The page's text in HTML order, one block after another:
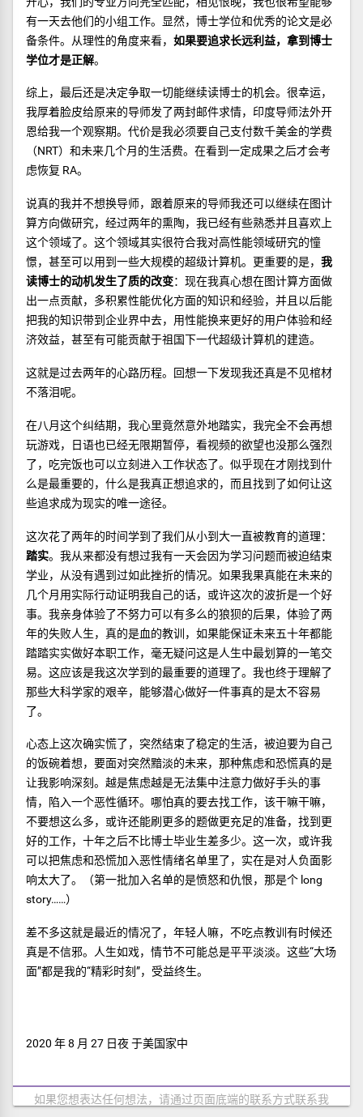
有一天去他们的小组工作。显然，博士学位和优秀的论文是必
备条件。从理性的角度来看， 如果要追求长远利益，拿到博士
学位才是正解。
综上，最后还是决定争取一切能继续读博士的机会。很幸运，
我厚着脸皮给原来的导师发了两封邮件求情，印度导师法外开
恩给我一个观察期。代价是我必须要自己支付数千美金的学费
（NRT）和未来几个月的生活费。在看到一定成果之后才会考
虑恢复 RA。
说真的我并不想换导师，跟着原来的导师我还可以继续在图计
算方向做研究，经过两年的熏陶，我已经有些熟悉并且喜欢上
这个领域了。这个领域其实很符合我对高性能领域研究的憧
憬，甚至可以用到一些大规模的超级计算机。更重要的是， 我
读博士的动机发生了质的改变：现在我真心想在图计算方面做
出一点贡献，多积累性能优化方面的知识和经验，并且以后能
把我的知识带到企业界中去，用性能换来更好的用户体验和经
济效益，甚至有可能贡献于祖国下一代超级计算机的建造。
这就是过去两年的心路历程。回想一下发现我还真是不见棺材
不落泪呢。
在八月这个纠结期，我心里竟然意外地踏实，我完全不会再想
玩游戏，日语也已经无限期暂停，看视频的欲望也没那么强烈
了，吃完饭也可以立刻进入工作状态了。似乎现在才刚找到什
么是最重要的，什么是我真正想追求的，而且找到了如何让这
些追求成为现实的唯一途径。
这次花了两年的时间学到了我们从小到大一直被教育的道理：
踏实。我从来都没有想过我有一天会因为学习问题而被迫结束
学业，从没有遇到过如此挫折的情况。如果我果真能在未来的
几个月用实际行动证明我自己的话，或许这次的波折是一个好
事。我亲身体验了不努力可以有多么的狼狈的后果，体验了两
年的失败人生，真的是血的教训，如果能保证未来五十年都能
踏踏实实做好本职工作，毫无疑问这是人生中最划算的一笔交
易。这应该是我这次学到的最重要的道理了。我也终于理解了
那些大科学家的艰辛，能够潜心做好一件事真的是太不容易
了。
心态上这次确实慌了，突然结束了稳定的生活，被迫要为自己
的饭碗着想，要面对突然黯淡的未来，那种焦虑和恐慌真的是
让我影响深刻。越是焦虑越是无法集中注意力做好手头的事
情，陷入一个恶性循环。哪怕真的要去找工作，该干嘛干嘛，
不要想这么多，或许还能刷更多的题做更充足的准备，找到更
好的工作，十年之后不比博士毕业生差多少。这一次，或许我
可以把焦虑和恐慌加入恶性情绪名单里了，实在是对人负面影
响太大了。（第一批加入名单的是愤怒和仇恨，那是个 long
story……）
差不多这就是最近的情况了，年轻人嘛，不吃点教训有时候还
真是不信邪。人生如戏，情节不可能总是平平淡淡。这些“大场
面”都是我的“精彩时刻”，受益终生。
2020 年 8 月 27 日夜 于美国家中
如果您想表达任何想法，请通过页面底端的联系方式联系我